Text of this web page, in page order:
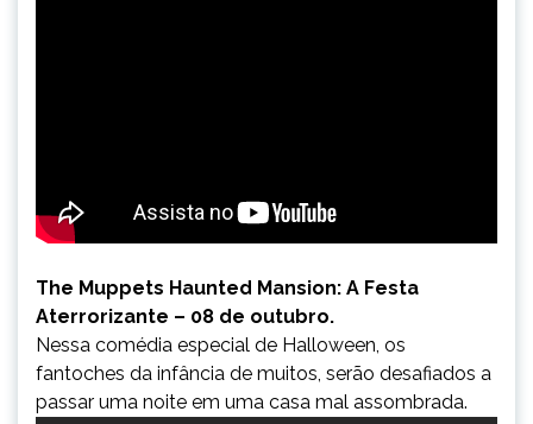
The Muppets Haunted Mansion: A Festa
Aterrorizante – 08 de outubro.
Nessa comédia especial de Halloween, os
fantoches da infância de muitos, serão desafiados a
passar uma noite em uma casa mal assombrada.